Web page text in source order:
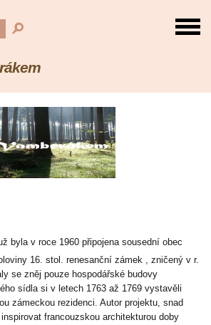
byla v roce 1960 připojena sousední obec
16. stol. renesanční zámek , zničený v r.
se zněj pouze hospodářské budovy
sídla si v letech 1763 až 1769 vystavěli
zámeckou rezidenci. Autor projektu, snad
francouzskou architekturou doby